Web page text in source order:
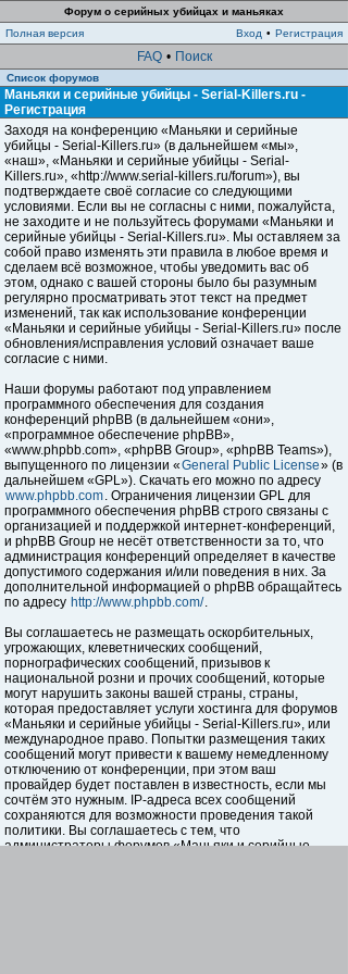
Форум о серийных убийцах и маньяках
Полная версия
Вход • Регистрация
FAQ • Поиск
Список форумов
Маньяки и серийные убийцы - Serial-Killers.ru -
Регистрация
Заходя на конференцию «Маньяки и серийные
убийцы - Serial-Killers.ru» (в дальнейшем «мы»,
«наш», «Маньяки и серийные убийцы - Serial-
Killers.ru», «http://www.serial-killers.ru/forum»), вы
подтверждаете своё согласие со следующими
условиями. Если вы не согласны с ними, пожалуйста,
не заходите и не пользуйтесь форумами «Маньяки и
серийные убийцы - Serial-Killers.ru». Мы оставляем за
собой право изменять эти правила в любое время и
сделаем всё возможное, чтобы уведомить вас об
этом, однако с вашей стороны было бы разумным
регулярно просматривать этот текст на предмет
изменений, так как использование конференции
«Маньяки и серийные убийцы - Serial-Killers.ru» после
обновления/исправления условий означает ваше
согласие с ними.
Наши форумы работают под управлением
программного обеспечения для создания
конференций phpBB (в дальнейшем «они»,
«программное обеспечение phpBB»,
«www.phpbb.com», «phpBB Group», «phpBB Teams»),
выпущенного по лицензии «General Public License» (в
дальнейшем «GPL»). Скачать его можно по адресу
www.phpbb.com. Ограничения лицензии GPL для
программного обеспечения phpBB строго связаны с
организацией и поддержкой интернет-конференций,
и phpBB Group не несёт ответственности за то, что
администрация конференций определяет в качестве
допустимого содержания и/или поведения в них. За
дополнительной информацией о phpBB обращайтесь
по адресу http://www.phpbb.com/.
Вы соглашаетесь не размещать оскорбительных,
угрожающих, клеветнических сообщений,
порнографических сообщений, призывов к
национальной розни и прочих сообщений, которые
могут нарушить законы вашей страны, страны,
которая предоставляет услуги хостинга для форумов
«Маньяки и серийные убийцы - Serial-Killers.ru», или
международное право. Попытки размещения таких
сообщений могут привести к вашему немедленному
отключению от конференции, при этом ваш
провайдер будет поставлен в известность, если мы
сочтём это нужным. IP-адреса всех сообщений
сохраняются для возможности проведения такой
политики. Вы соглашаетесь с тем, что
администраторы форумов «Маньяки и серийные